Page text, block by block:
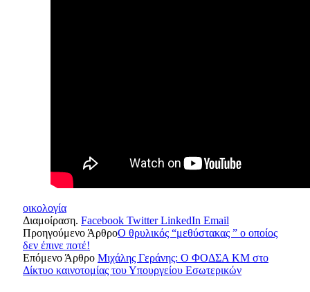
οικολογία
Διαμοίραση. Facebook Twitter LinkedIn Email
Προηγούμενο ΆρθροO θρυλικός “μεθύστακας ” ο οποίος
δεν έπινε ποτέ!
Επόμενο Άρθρο Μιχάλης Γεράνης: Ο ΦΟΔΣΑ ΚΜ στο
Δίκτυο καινοτομίας του Υπουργείου Εσωτερικών